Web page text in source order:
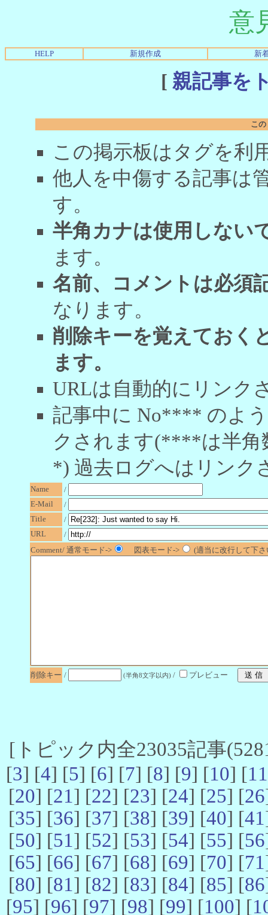
意
HELP 新規作成 新
[ 親記事を
こ
この掲示板はタグを利
他人を中傷する記事は
す。
半角カナは使用しない
ます。
名前、コメントは必須
なります。
削除キーを覚えておく
ます。
URLは自動的にリンク
記事中に No**** のよ
クされます(****は半角
*) 過去ログへはリンク
Name
/
E-Mail
/
Title
/
URL
/
Comment/ 通常モード->
図表モード-> (適当に改行して下
削除キー / (半角8文字以内) / プレビュー
[トピック内全23035記事
[3] [4] [5] [6] [7] [8] [9] [10] [11
[20] [21] [22] [23] [24] [25] [26
[35] [36] [37] [38] [39] [40] [41
[50] [51] [52] [53] [54] [55] [56
[65] [66] [67] [68] [69] [70] [71
[80] [81] [82] [83] [84] [85] [86
[95] [96] [97] [98] [99] [100] [